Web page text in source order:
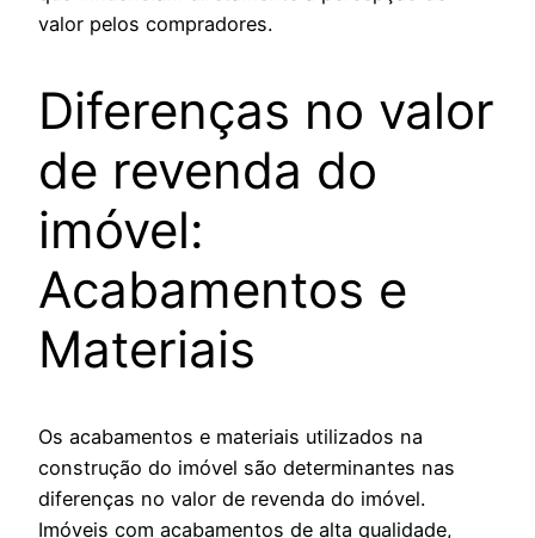
valor pelos compradores.
Diferenças no valor
de revenda do
imóvel:
Acabamentos e
Materiais
Os acabamentos e materiais utilizados na
construção do imóvel são determinantes nas
diferenças no valor de revenda do imóvel.
Imóveis com acabamentos de alta qualidade,